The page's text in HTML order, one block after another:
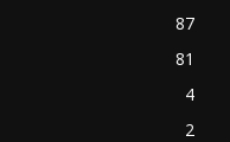
87
81
4
2